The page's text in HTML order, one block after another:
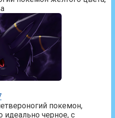
покемон,
идеально черное, с